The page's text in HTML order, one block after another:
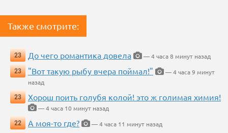
Также смотрите:
23 До чего романтика довела
— 4 часа 8 минут назад
23
"Вот такую рыбу вчера поймал!"
— 4 часа 9 минут
назад
23
Хорош поить голубя колой! это ж голимая химия!
— 4 часа 10 минут назад
22
А моя-то где?
— 4 часа 11 минут назад